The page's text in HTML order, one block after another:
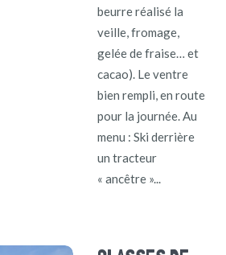
beurre réalisé la
veille, fromage,
gelée de fraise… et
cacao). Le ventre
bien rempli, en route
pour la journée. Au
menu : Ski derrière
un tracteur
« ancêtre »...